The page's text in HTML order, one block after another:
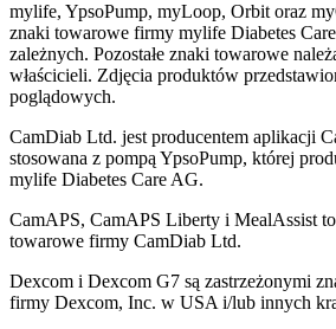
mylife, YpsoPump, myLoop, Orbit oraz
znaki towarowe firmy mylife Diabetes
zależnych. Pozostałe znaki towarowe
właścicieli. Zdjęcia produktów
poglądowych.
CamDiab Ltd. jest producentem aplikacji
stosowana z pompą YpsoPump, której
mylife Diabetes Care AG.
CamAPS, CamAPS Liberty i MealAssist
towarowe firmy CamDiab Ltd.
Dexcom i Dexcom G7 są zastrzeżonymi
firmy Dexcom, Inc. w USA i/lub innych